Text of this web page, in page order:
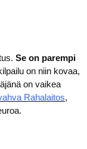
Se on parempi
on niin kovaa,
on vaikea
Rahalaitos,